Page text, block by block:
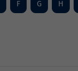
F G H